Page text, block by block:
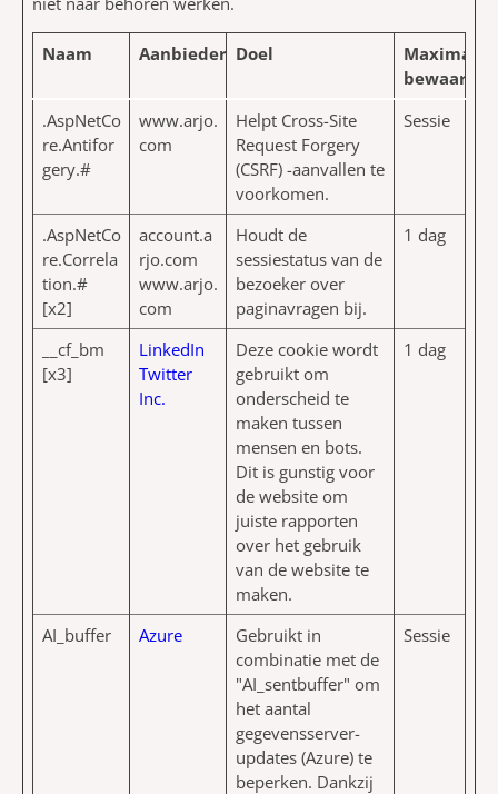
Naam Aanbieder Doel
Maximale
.AspNetCo
re.Antifor
gery.#
www.arjo.
com
Helpt Cross-Site
Request Forgery
(CSRF) -aanvallen te
voorkomen.
Sessie
.AspNetCo
re.Correla
tion.#
[x2]
account.a
rjo.com
www.arjo.
com
Houdt de
sessiestatus van de
bezoeker over
paginavragen bij.
1 dag
__cf_bm
[x3]
LinkedIn
Twitter
Inc.
Deze cookie wordt
gebruikt om
onderscheid te
maken tussen
mensen en bots.
Dit is gunstig voor
de website om
juiste rapporten
over het gebruik
van de website te
maken.
1 dag
AI_buffer Azure
Gebruikt in
combinatie met de
"AI_sentbuffer" om
het aantal
gegevensserver-
updates (Azure) te
beperken. Dankzij
Sessie